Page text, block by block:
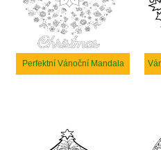
Perfektní Vánoční Mandala